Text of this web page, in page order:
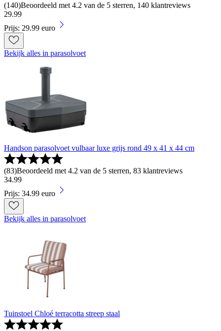
(140)Beoordeeld met 4.2 van de 5 sterren, 140 klantreviews
29.99
Prijs: 29.99 euro
Bekijk alles in parasolvoet
Handson parasolvoet vulbaar luxe grijs rond 49 x 41 x 44 cm
(83)Beoordeeld met 4.2 van de 5 sterren, 83 klantreviews
34.99
Prijs: 34.99 euro
Bekijk alles in parasolvoet
Tuinstoel Chloé terracotta streep staal